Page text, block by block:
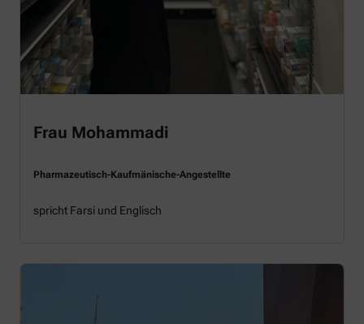
Frau Mohammadi
Pharmazeutisch-Kaufmänische-Angestellte
spricht Farsi und Englisch